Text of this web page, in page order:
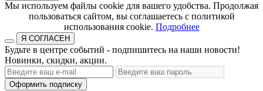
​​​​​​​Мы используем файлы cookie для вашего удобства. Продолжая
пользоваться сайтом, вы соглашаетесь с политикой
использования cookie.​​​​​​​ Подробнее
Я СОГЛАСЕН
Будьте в центре событий - подпишитесь на наши новости!
Новинки, скидки, акции.
Оформить подписку